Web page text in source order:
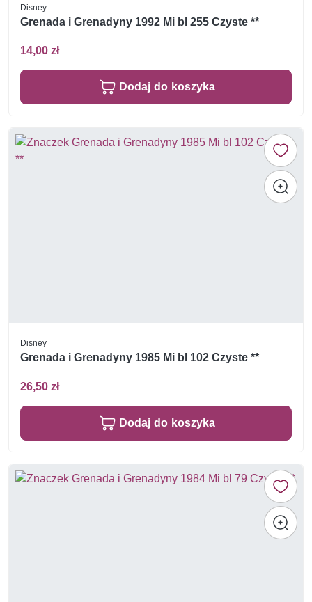
Disney
Grenada i Grenadyny 1992 Mi bl 255 Czyste **
14,00 zł
Dodaj do koszyka
Disney
Grenada i Grenadyny 1985 Mi bl 102 Czyste **
26,50 zł
Dodaj do koszyka